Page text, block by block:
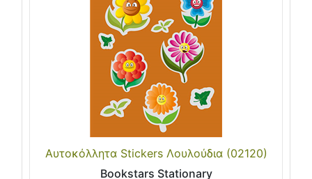
Αυτοκόλλητα Stickers Λουλούδια (02120)
Bookstars Stationary